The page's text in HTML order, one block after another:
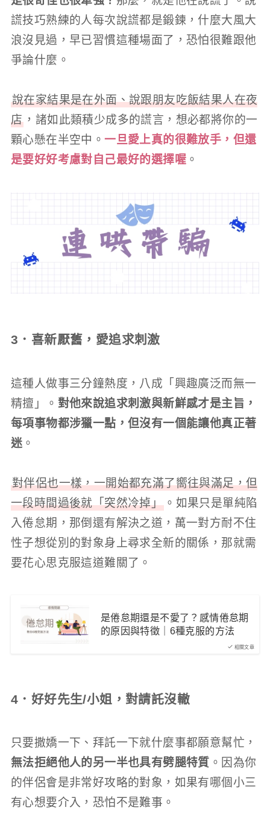
謊技巧熟練的人每次說謊都是鍛鍊，什麼大風大
浪沒見過，早已習慣這種場面了，恐怕很難跟他
爭論什麼。
說在家結果是在外面、說跟朋友吃飯結果人在夜
店 ，諸如此類積少成多的謊言，想必都將你的一
顆心懸在半空中。一旦愛上真的很難放手，但還
是要好好考慮對自己最好的選擇喔。
3．喜新厭舊，愛追求刺激
這種人做事三分鐘熱度，八成「興趣廣泛而無一
精擅」。 對他來說追求刺激與新鮮感才是主旨，
每項事物都涉獵一點，但沒有一個能讓他真正著
迷 。
對伴侶也一樣，一開始都充滿了嚮往與滿足，但
一段時間過後就「突然冷掉」 。如果只是單純陷
入倦怠期，那倒還有解決之道，萬一對方耐不住
性子想從別的對象身上尋求全新的關係，那就需
要花心思克服這道難關了。
相關文章
是倦怠期還是不愛了？感情倦怠期
的原因與特徵｜6種克服的方法
4．好好先生/小姐，對請託沒轍
只要撒嬌一下、拜託一下就什麼事都願意幫忙，
無法拒絕他人的另一半也具有劈腿特質 。因為你
的伴侶會是非常好攻略的對象，如果有哪個小三
有心想要介入，恐怕不是難事。